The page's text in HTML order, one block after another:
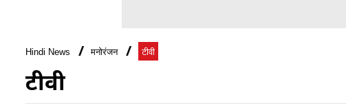
Hindi News मनोरंजन टीवी
टीवी